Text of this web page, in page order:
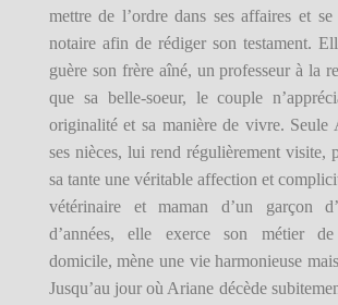
mettre de l’ordre dans ses affaires et
notaire afin de rédiger son testament.
guère son frère aîné, un professeur à la
que sa belle-soeur, le couple
originalité et sa manière de vivre. Seule
ses nièces, lui rend régulièrement visite,
sa tante une véritable affection et
vétérinaire et maman d’un garçon
d’années, elle exerce son métier
domicile, mène une vie harmonieuse
Jusqu’au jour où Ariane décède